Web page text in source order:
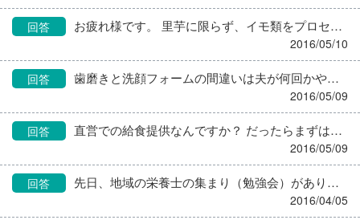
回答 お疲れ様です。 里芋に限らず、イモ類をプロセッサーにかけるとどうしても粘りが出てしまいますよね。 うちでは刻みぐらいなら手でつぶしたり、もっとかたまりをなくしたいときはポテトマッシャーでつぶしています。 固い時はだしや煮汁でちょっとのばす感じで。 イモ類は全部このようにやっています。
2016/05/10
回答 歯磨きと洗顔フォームの間違いは夫が何回かやってえらく文句を言われたので、洗顔はソープに替えました。何で洗っても土台は一緒なんで… 私がよくやるのは、リンスしようと思ってつけたのがシャンプーだったこと。 えっ！！ 泡が立つ！！ なんで！？ よく見ると、これシャンプーやん！！ で、しかたなくもう１回頭を洗うのでした。
2016/05/09
回答 直営での給食提供なんですか？ だったらまずは、献立・発注・調理などの給食管理と、加算をとっているのであれば栄養ケアマネジメントでしょう。 １日、１ヶ月、１年のタイムスケジュールは、それこそ施設によって全部違いますから、ここで聞いてもそっくりあてはまるわけはなく、必要と言われている仕事をやりながら覚えていくしかないかと思いますが。どこの施設でもやってる共通行事って、暦上の行事（正月、節分、ひな祭りなど）ぐらいしかないのでは。それすら施設ごとに規模や内容も違いますもんね。 引継ぎっていうのも、基準があるものでもないので、正しいとか正しくないとか言えるものでもないでしょう。前任者にわからないことは連絡して尋ねていいか聞いてみたらどうでしょうか。 直営だったら、まず「こんな時前任者はどうしていたか」調理員さんに聞いてみる、それでもわからない場合は前任者に聞いてみる、そのうえでそのやり方を踏襲するなり、私だったらこうしたいとか、自分のやり方を試してみる、で、結果を検証する、そうやって自分のペースをつかんでいけばいいと思います。
2016/05/09
回答 先日、地域の栄養士の集まり（勉強会）があり、行ってみると私が姉のように慕っている先輩栄養士も来ていました。 前回会った時（１年ぐらい前）、その先輩は１０年前に特養を辞めたあと、現在は障碍者施設で介護補助の仕事をやりつつ、栄養士会でチームを作って在宅訪問栄養指導をやっていると伺っていました。 そして今回また一緒にお話しすると 障碍者施設でも栄養ケアマネジメントが必要になった。しかし今の施設には管理栄養士がいなくて、栄養士しかいない。実際のマネジメントはその子がするから、悪いが名前だけ先輩のを貸してくれないか、と施設長に頼まれ、先輩は「いいですよ」と答えたそうです。それが今年の１月とのことでした。 そして、いざ始まってみると、その子は急に辞めてしまった。しかも、ふたを開けてみると、計画書もないのになんと１１月から加算申請を施設が行っている、おまけにそれに対する監査が２月にあると言われたそうです。 そう、名前だけ貸すはずだった先輩は、今までの介護補助から急きょその施設の施設栄養士として勤務するはめになり、給食は全面委託しているもののその献立チェックやらの栄養士業務と、１１月からの計画書を監査までに全員分（４０人と言っていました）たてなければならないはめになったのです。 ものすごく忙しく、しんどく、大変だった、でも、やらなければならないと思ってがんばったと言っていました。 そして、その甲斐あって監査はクリア！今ようやく一息ついたとのことでした。 先輩は今年６３歳、在宅訪問栄養指導も行っているんですよ。私はそのバイタリティーに脱帽です。 私ももうあと２年で還暦となります。事あるごとに気力、体力の衰えを感じ、もうやめたいなと思うこともしばしば。 でも、先輩の話を聞いて、私もまだまだ負けてられない！と気合を入れ直したところです。 mukuさんも毎日いろいろあるでしょうけど、気持ちリセットして、また歩きましょ！ 私はエネルギーをもらいたいときは、海や港を見に行くようにしています。
2016/04/05